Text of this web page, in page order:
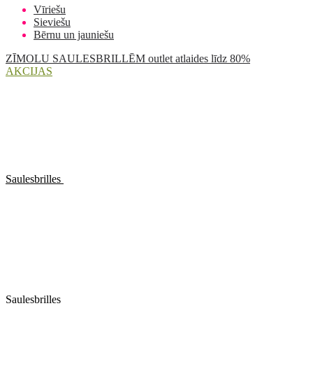
Vīriešu
Sieviešu
Bērnu un jauniešu
ZĪMOLU SAULESBRILLĒM outlet atlaides līdz 80%
AKCIJAS
Saulesbrilles
Saulesbrilles